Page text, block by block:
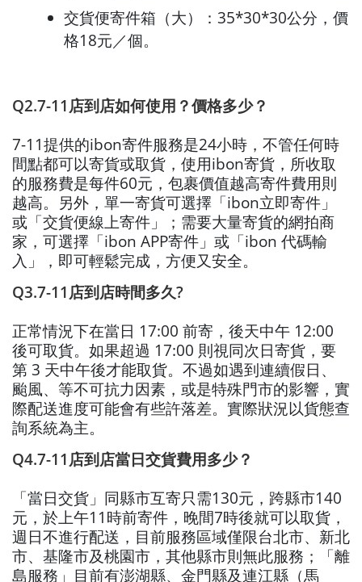
交貨便寄件箱（大）：35*30*30公分，價
格18元／個。
Q2.7-11店到店如何使用？價格多少？
7-11提供的ibon寄件服務是24小時，不管任何時
間點都可以寄貨或取貨，使用ibon寄貨，所收取
的服務費是每件60元，包裹價值越高寄件費用則
越高。另外，單一寄貨可選擇「ibon立即寄件」
或「交貨便線上寄件」；需要大量寄貨的網拍商
家，可選擇「ibon APP寄件」或「ibon 代碼輸
入」，即可輕鬆完成，方便又安全。
Q3.7-11店到店時間多久?
正常情況下在當日 17:00 前寄，後天中午 12:00
後可取貨。如果超過 17:00 則視同次日寄貨，要
第 3 天中午後才能取貨。不過如遇到連續假日、
颱風、等不可抗力因素，或是特殊門市的影響，實
際配送進度可能會有些許落差。實際狀況以貨態查
詢系統為主。
Q4.7-11店到店當日交貨費用多少？
「當日交貨」同縣市互寄只需130元，跨縣市140
元，於上午11時前寄件，晚間7時後就可以取貨，
週日不進行配送，目前服務區域僅限台北市、新北
市、基隆市及桃園市，其他縣市則無此服務；「離
島服務」目前有澎湖縣、金門縣及連江縣（馬